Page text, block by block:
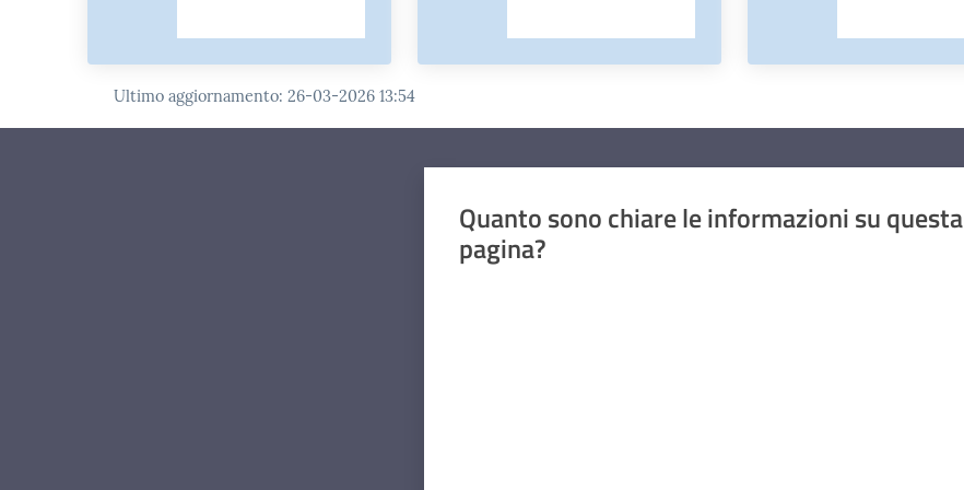
Ultimo aggiornamento: 26-03-2026 13:54
Quanto sono chiare le informazioni su questa
pagina?